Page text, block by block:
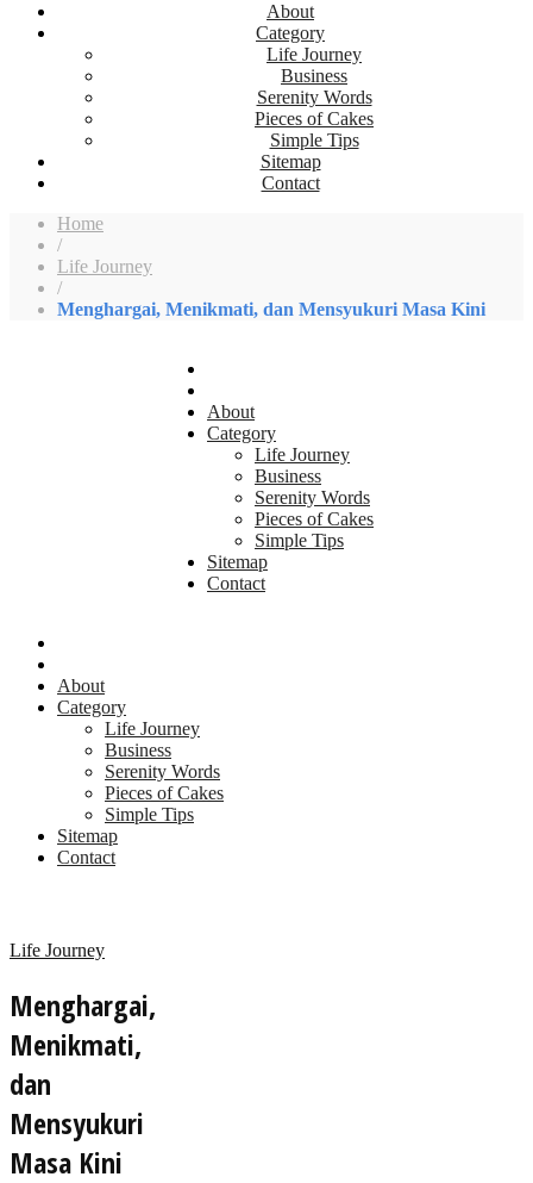
About
Category
Life Journey
Business
Serenity Words
Pieces of Cakes
Simple Tips
Sitemap
Contact
Home
/
Life Journey
/
Menghargai, Menikmati, dan Mensyukuri Masa Kini
About
Category
Life Journey
Business
Serenity Words
Pieces of Cakes
Simple Tips
Sitemap
Contact
About
Category
Life Journey
Business
Serenity Words
Pieces of Cakes
Simple Tips
Sitemap
Contact
Life Journey
Menghargai,
Menikmati,
dan
Mensyukuri
Masa Kini